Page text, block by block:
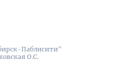
Паблисити"
О.С.